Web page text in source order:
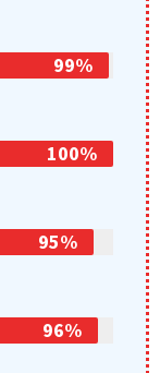
99%
100%
95%
96%